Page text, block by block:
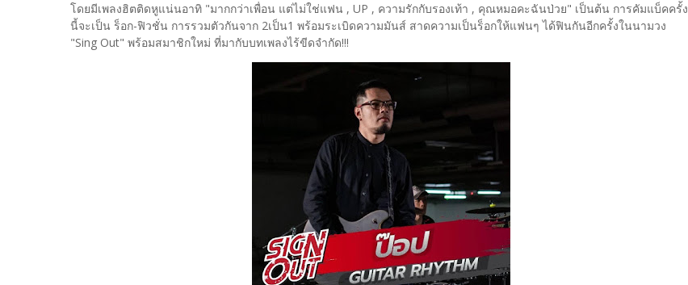
โดยมีเพลงฮิตติดหูแน่นอาทิ "มากกว่าเพื่อน แต่ไม่ใช่แฟน , UP , ความรักกับรองเท้า , คุณหมอคะฉันป่วย" เป็นต้น​ การคัมแบ็คครั้ง
นี้จะเป็น​ ​ร็อก-ฟิวชั่น​ การรวมตัวกันจาก ​2เป็น​1 พร้อมระเบิดความมันส์​ สาดความเป็นร็อกให้แฟน​ๆ ได้ฟินกันอีกครั้งในนามวง
"Sing Out" พร้อมสมาชิกใหม่ ที่มากับบทเพลงไร้ขีดจำกัด!!!